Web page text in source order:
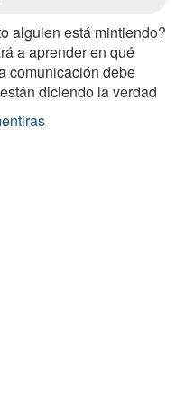
alguien está mintiendo?
a aprender en qué
comunicación debe
diciendo la verdad